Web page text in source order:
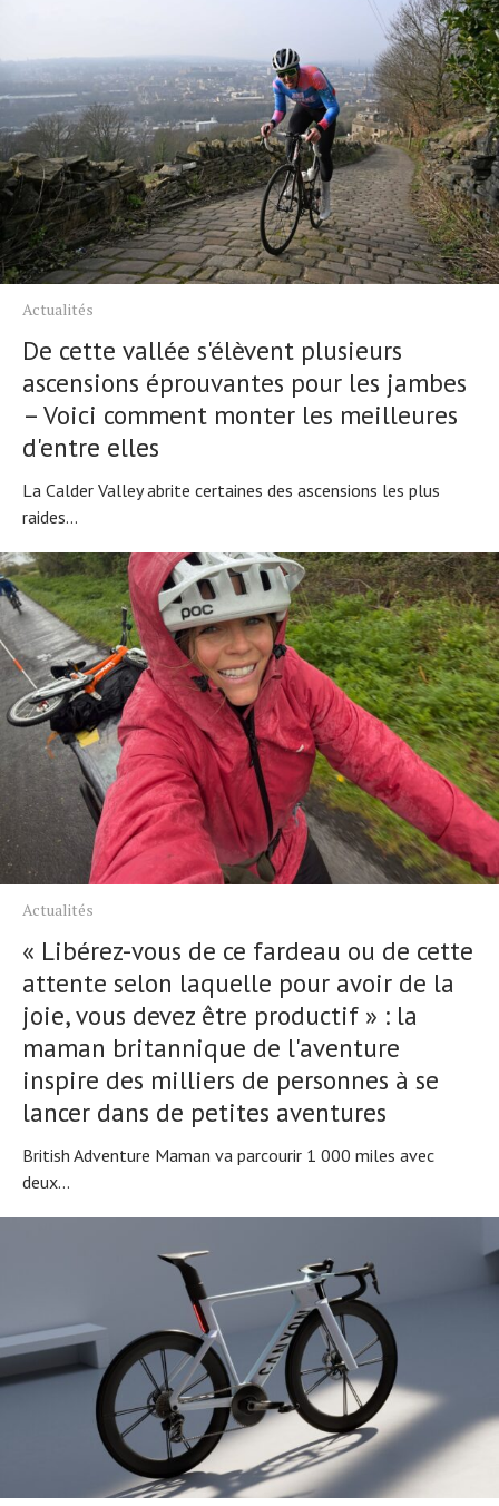
Actualités
De cette vallée s'élèvent plusieurs
ascensions éprouvantes pour les jambes
– Voici comment monter les meilleures
d'entre elles
La Calder Valley abrite certaines des ascensions les plus
raides...
Actualités
« Libérez-vous de ce fardeau ou de cette
attente selon laquelle pour avoir de la
joie, vous devez être productif » : la
maman britannique de l'aventure
inspire des milliers de personnes à se
lancer dans de petites aventures
British Adventure Maman va parcourir 1 000 miles avec
deux...